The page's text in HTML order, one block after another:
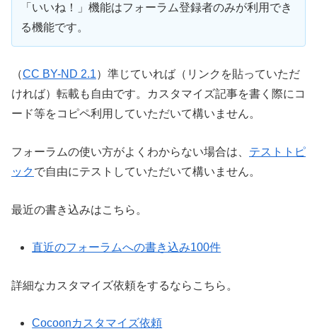
「いいね！」機能はフォーラム登録者のみが利用でき
る機能です。
（CC BY-ND 2.1）準じていれば（リンクを貼っていただ
ければ）転載も自由です。カスタマイズ記事を書く際にコ
ード等をコピペ利用していただいて構いません。
フォーラムの使い方がよくわからない場合は、 テストトピ
ックで自由にテストしていただいて構いません。
最近の書き込みはこちら。
直近のフォーラムへの書き込み100件
詳細なカスタマイズ依頼をするならこちら。
Cocoonカスタマイズ依頼